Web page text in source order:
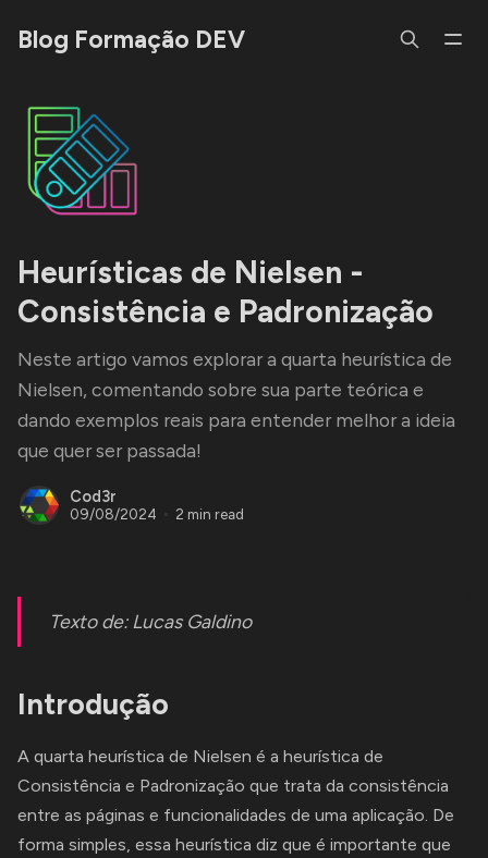
Blog Formação DEV
Heurísticas de Nielsen -
Consistência e Padronização
Neste artigo vamos explorar a quarta heurística de
Nielsen, comentando sobre sua parte teórica e
dando exemplos reais para entender melhor a ideia
que quer ser passada!
Cod3r
09/08/2024 2 min read
Texto de: Lucas Galdino
Introdução
A quarta heurística de Nielsen é a heurística de
Consistência e Padronização que trata da consistência
entre as páginas e funcionalidades de uma aplicação. De
forma simples, essa heurística diz que é importante que